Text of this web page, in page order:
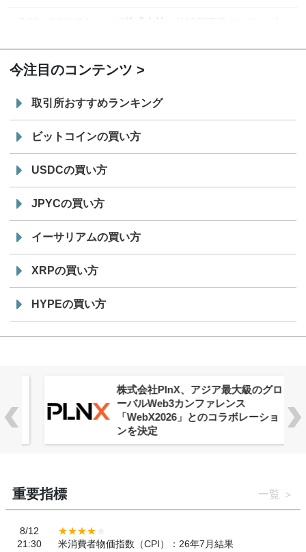
7/29
SBI VCトレード株式会社
信託型円建てステーブル
今注目のコンテンツ
取引所おすすめランキング
ビットコインの買い方
USDCの買い方
JPYCの買い方
イーサリアムの買い方
XRPの買い方
HYPEの買い方
株式会社PlnX、アジア最大級のグロ
ーバルWeb3カンファレンス
「WebX2026」とのコラボレーショ
ンを決定
重要指標 一覧
8/12
21:30
米消費者物価指数（CPI）：26年7月結果